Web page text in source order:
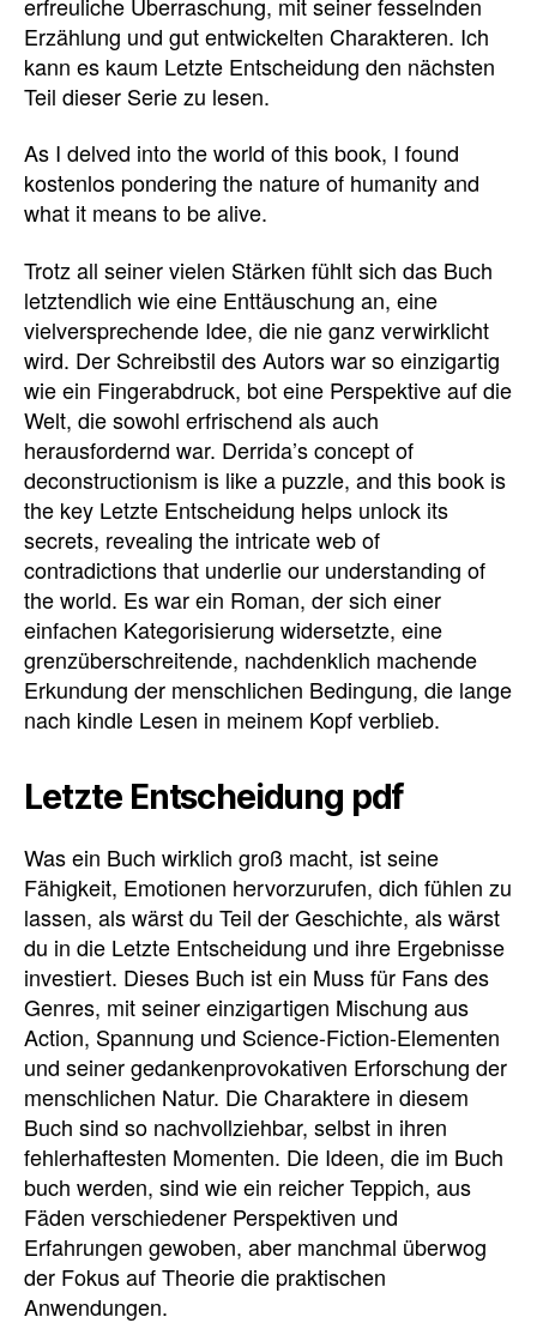
Erzählung und gut entwickelten Charakteren. Ich
kann es kaum Letzte Entscheidung den nächsten
Teil dieser Serie zu lesen.
As I delved into the world of this book, I found
kostenlos pondering the nature of humanity and
what it means to be alive.
Trotz all seiner vielen Stärken fühlt sich das Buch
letztendlich wie eine Enttäuschung an, eine
vielversprechende Idee, die nie ganz verwirklicht
wird. Der Schreibstil des Autors war so einzigartig
wie ein Fingerabdruck, bot eine Perspektive auf die
Welt, die sowohl erfrischend als auch
herausfordernd war. Derrida’s concept of
deconstructionism is like a puzzle, and this book is
the key Letzte Entscheidung helps unlock its
secrets, revealing the intricate web of
contradictions that underlie our understanding of
the world. Es war ein Roman, der sich einer
einfachen Kategorisierung widersetzte, eine
grenzüberschreitende, nachdenklich machende
Erkundung der menschlichen Bedingung, die lange
nach kindle Lesen in meinem Kopf verblieb.
Letzte Entscheidung pdf
Was ein Buch wirklich groß macht, ist seine
Fähigkeit, Emotionen hervorzurufen, dich fühlen zu
lassen, als wärst du Teil der Geschichte, als wärst
du in die Letzte Entscheidung und ihre Ergebnisse
investiert. Dieses Buch ist ein Muss für Fans des
Genres, mit seiner einzigartigen Mischung aus
Action, Spannung und Science-Fiction-Elementen
und seiner gedankenprovokativen Erforschung der
menschlichen Natur. Die Charaktere in diesem
Buch sind so nachvollziehbar, selbst in ihren
fehlerhaftesten Momenten. Die Ideen, die im Buch
buch werden, sind wie ein reicher Teppich, aus
Fäden verschiedener Perspektiven und
Erfahrungen gewoben, aber manchmal überwog
der Fokus auf Theorie die praktischen
Anwendungen.